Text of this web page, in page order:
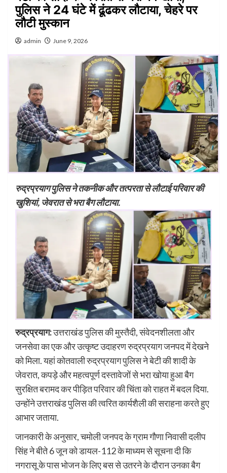
पुलिस ने 24 घंटे में ढूंढकर लौटाया, चेहरे पर
लौटी मुस्कान
admin June 9, 2026
रुद्रप्रयाग पुलिस ने तकनीक और तत्परता से लौटाई परिवार की
खुशियां, जेवरात से भरा बैग लौटाया.
रुद्रप्रयाग:उत्तराखंड पुलिस की मुस्तैदी, संवेदनशीलता और
जनसेवा का एक और उत्कृष्ट उदाहरण रुद्रप्रयाग जनपद में देखने
को मिला. यहां कोतवाली रुद्रप्रयाग पुलिस ने बेटी की शादी के
जेवरात, कपड़े और महत्वपूर्ण दस्तावेजों से भरा खोया हुआ बैग
सुरक्षित बरामद कर पीड़ित परिवार की चिंता को राहत में बदल दिया.
उन्होंने उत्तराखंड पुलिस की त्वरित कार्यशैली की सराहना करते हुए
आभार जताया.
जानकारी के अनुसार, चमोली जनपद के ग्राम गौणा निवासी दलीप
सिंह ने बीते 6 जून को डायल-112 के माध्यम से सूचना दी कि
नगरासू के पास भोजन के लिए बस से उतरने के दौरान उनका बैग